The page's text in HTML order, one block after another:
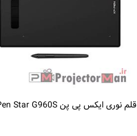
قلم نوری ایکس پی پن XP Pen Star G960S